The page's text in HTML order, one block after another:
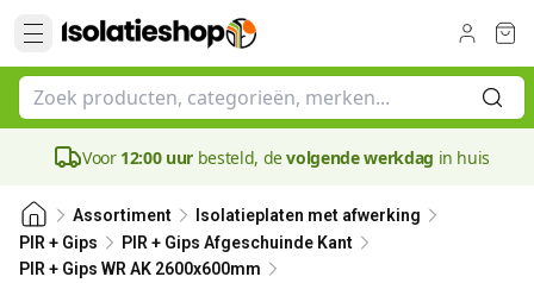
Voor 12:00 uur besteld, devolgende werkdag in huis
Assortiment
Isolatieplaten met afwerking
PIR + Gips
PIR + Gips Afgeschuinde Kant
PIR + Gips WR AK 2600x600mm